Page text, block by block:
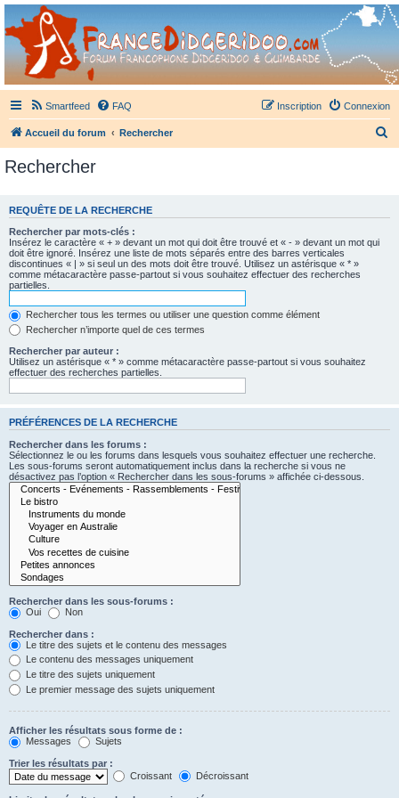
France Didgeridoo
Didgeridoo et Guimbarde sur France Didgeridoo - retrouvez la communauté.
Smartfeed FAQ Connexion
Inscription
Accueil du forum Rechercher
e
Rechercher
REQUÊTE DE LA RECHERCHE
Rechercher par mots-clés :
Insérez le caractère « + » devant un mot qui doit être trouvé et « - » devant un mot qui
doit être ignoré. Insérez une liste de mots séparés entre des barres verticales
discontinues « | » si seul un des mots doit être trouvé. Utilisez un astérisque « * »
comme métacaractère passe-partout si vous souhaitez effectuer des recherches
partielles.
Rechercher tous les termes ou utiliser une question comme élément
Rechercher n’importe quel de ces termes
Rechercher par auteur :
Utilisez un astérisque « * » comme métacaractère passe-partout si vous souhaitez
effectuer des recherches partielles.
PRÉFÉRENCES DE LA RECHERCHE
Rechercher dans les forums :
Sélectionnez le ou les forums dans lesquels vous souhaitez effectuer une recherche.
Les sous-forums seront automatiquement inclus dans la recherche si vous ne
désactivez pas l’option « Rechercher dans les sous-forums » affichée ci-dessous.
Rechercher dans les sous-forums :
Oui
Non
Rechercher dans :
Le titre des sujets et le contenu des messages
Le contenu des messages uniquement
Le titre des sujets uniquement
Le premier message des sujets uniquement
Afficher les résultats sous forme de :
Messages
Sujets
Trier les résultats par :
Croissant
Décroissant